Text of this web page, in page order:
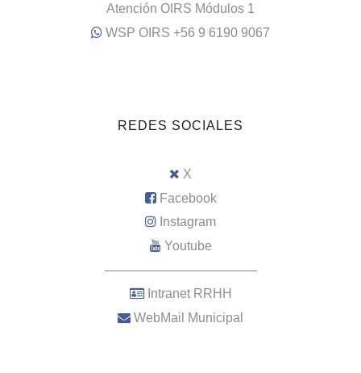
Atención OIRS Módulos 1
WSP OIRS +56 9 6190 9067
REDES SOCIALES
X
Facebook
Instagram
Youtube
–––––––––––––––––––––
Intranet RRHH
WebMail Municipal